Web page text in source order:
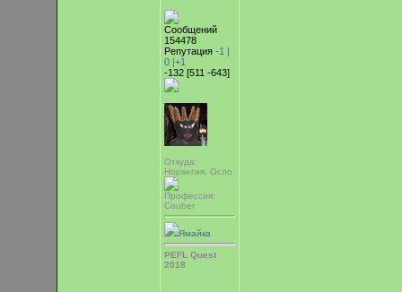
Сообщений
154478
Репутация -1 |
0 |+1
-132 [511 -643]
Откуда:
Норвегия, Осло
Профессия:
Couber
Ямайка
PEFL Quest
2018